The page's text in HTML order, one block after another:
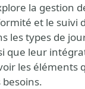
la gestion
et le suivi
les types de
que leur
les